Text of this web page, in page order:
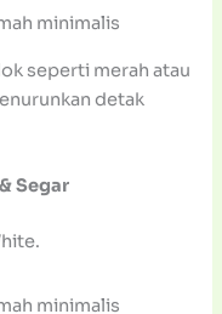
seperti merah atau
detak
Segar